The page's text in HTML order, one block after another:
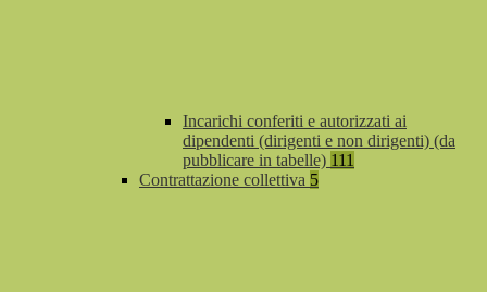
Incarichi conferiti e autorizzati ai
dipendenti (dirigenti e non dirigenti) (da
pubblicare in tabelle) 111
Contrattazione collettiva 5